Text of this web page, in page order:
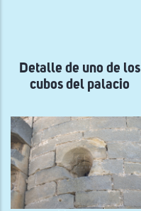
navegación
Detalle de uno de los
cubos del palacio